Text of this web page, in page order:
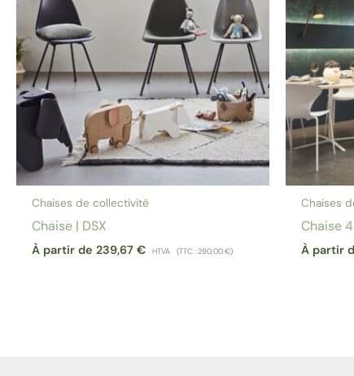
Chaises de collectivité
Chaise | DSX
À partir de239,67€ HTVA (TTC :290,00€)
Chaises
Chaise
À partir